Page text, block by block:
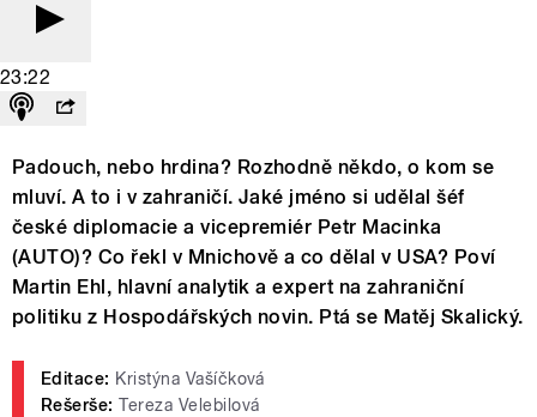
23:22
Padouch, nebo hrdina? Rozhodně někdo, o kom se
mluví. A to i v zahraničí. Jaké jméno si udělal šéf
české diplomacie a vicepremiér Petr Macinka
(AUTO)? Co řekl v Mnichově a co dělal v USA? Poví
Martin Ehl, hlavní analytik a expert na zahraniční
politiku z Hospodářských novin. Ptá se Matěj Skalický.
Editace: Kristýna Vašíčková
Rešerše:Tereza Velebilová